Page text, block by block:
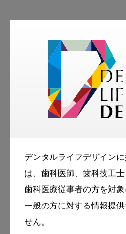
デンタルライフデザイン
は、歯科医師、歯科技工
歯科医療従事者の方を対象
一般の方に対する情報提
せん。
：14,000円（税
ング